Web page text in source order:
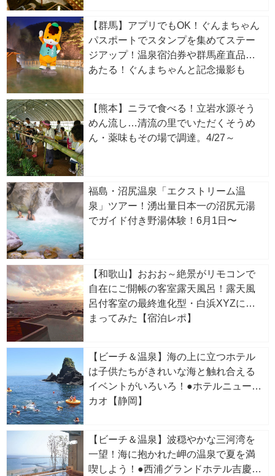
【群馬】アプリでもOK！ぐんまちゃん
パスポートでスタンプを集めてステー
ジアップ！温泉宿泊券や群馬産直品が
あたる！ぐんまちゃんと記念撮影も
【熊本】ニラで食べる！立岩水源そう
めん流し…清流の里でいただくそうめ
ん・薬味もその場で調達。4/27～
福島・沼尻温泉「エクストリーム温
泉」ツアー！湧出量日本一の沼尻元湯
でガイド付き野湯体験！6月1日〜
【和歌山】おおお～絶景がリモコンで
自在にご開帳の客室露天風呂！露天風
呂付客室の最終進化型・白浜XYZに泊
まってみた【宿泊レポ】
【ビーチ＆温泉】海の上に立つホテル
は子供たちがきれいな海と触れ合える
イベントがいろいろ！●ホテルニューア
カオ【静岡】
【ビーチ＆温泉】波穏やかな三河湾を
一望！海に抱かれた岬の温泉で夏を満
喫しよう！●西浦グランドホテル吉慶